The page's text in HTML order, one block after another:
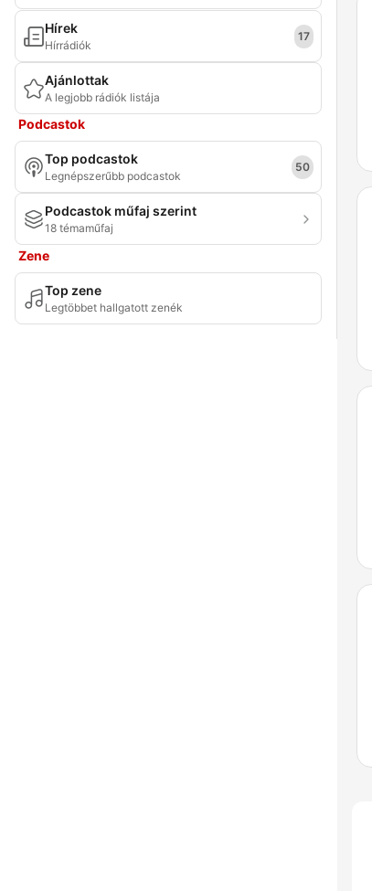
Hírek
Hírrádiók
17
Ajánlottak
A legjobb rádiók listája
Podcastok
Top podcastok
Legnépszerűbb podcastok
50
Podcastok műfaj szerint
18 témaműfaj
Zene
Top zene
Legtöbbet hallgatott zenék